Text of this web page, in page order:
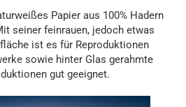
Papier aus 100% Hadern
seiner feinrauen, jedoch etwas
ist es für Reproduktionen
sowie hinter Glas gerahmte
gut geeignet.